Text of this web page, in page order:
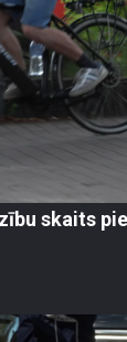
skaits